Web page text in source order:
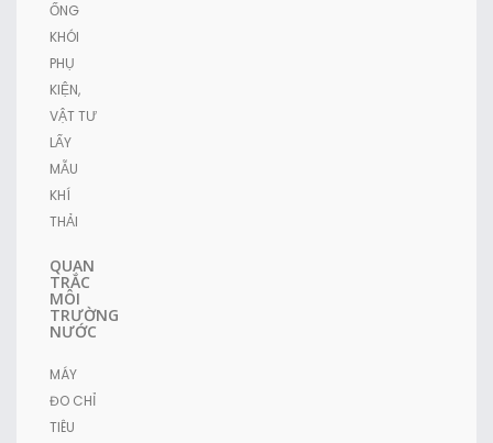
ỐNG
KHÓI
PHỤ
KIỆN,
VẬT TƯ
LẤY
MẪU
KHÍ
THẢI
QUAN
TRẮC
MÔI
TRƯỜNG
NƯỚC
MÁY
ĐO CHỈ
TIÊU